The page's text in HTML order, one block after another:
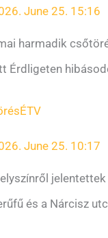
June 25. 15:16
harmadik
Érdligeten
ÉTV
June 25. 10:17
és a Nárcisz